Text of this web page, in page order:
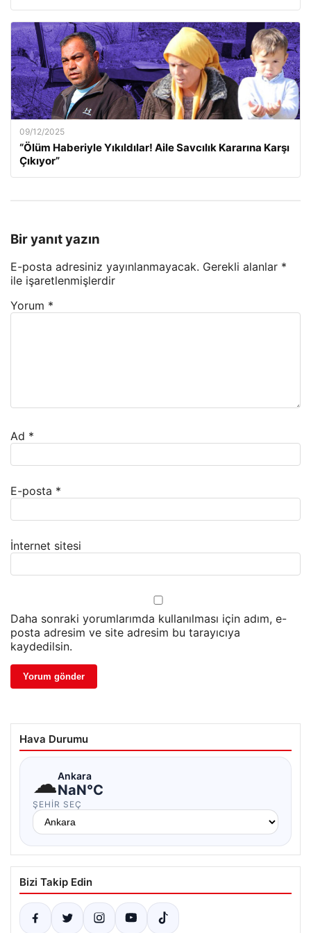
09/12/2025
“Ölüm Haberiyle Yıkıldılar! Aile Savcılık Kararına Karşı
Çıkıyor”
Bir yanıt yazın
E-posta adresiniz yayınlanmayacak. Gerekli alanlar *
ile işaretlenmişlerdir
Yorum *
Ad *
E-posta *
İnternet sitesi
Daha sonraki yorumlarımda kullanılması için adım, e-
posta adresim ve site adresim bu tarayıcıya
kaydedilsin.
Hava Durumu
☁Ankara
NaN°C
ŞEHIR SEÇ
Bizi Takip Edin